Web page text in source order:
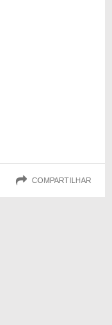
COMPARTILHAR